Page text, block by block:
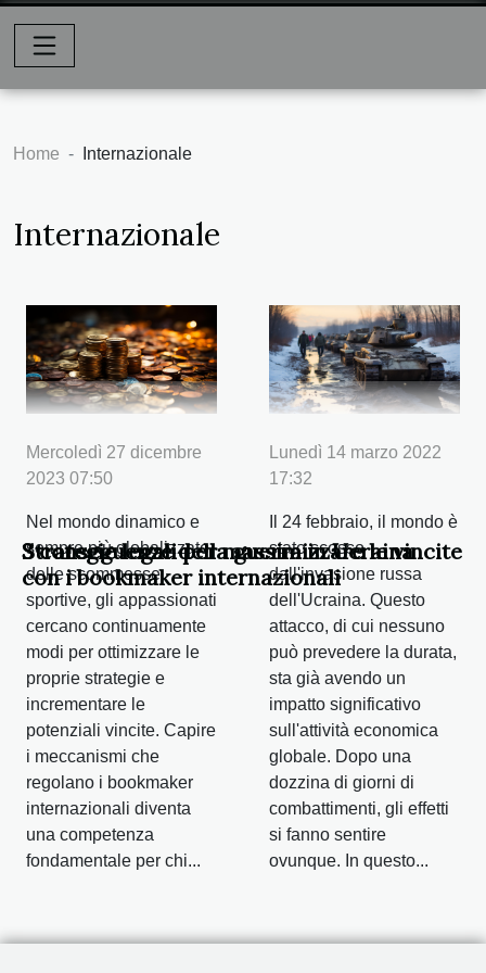
Home Internazionale
Internazionale
Strategie legali per massimizzare le vincite
con i bookmaker internazionali
Mercoledì 27 dicembre
2023 07:50
Nel mondo dinamico e
sempre più globalizzato
delle scommesse
sportive, gli appassionati
cercano continuamente
modi per ottimizzare le
proprie strategie e
incrementare le
potenziali vincite. Capire
i meccanismi che
regolano i bookmaker
internazionali diventa
una competenza
fondamentale per chi...
3 conseguenze della guerra in Ucraina
Lunedì 14 marzo 2022
17:32
Il 24 febbraio, il mondo è
stato scosso
dall'invasione russa
dell'Ucraina. Questo
attacco, di cui nessuno
può prevedere la durata,
sta già avendo un
impatto significativo
sull'attività economica
globale. Dopo una
dozzina di giorni di
combattimenti, gli effetti
si fanno sentire
ovunque. In questo...